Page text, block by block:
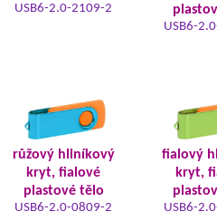
USB6-2.0-2109-2
USB6-
růžový hliníkový
kryt, fialové
plastové tělo
USB6-2.0-0809-2
fialový
kryt,
USB6-